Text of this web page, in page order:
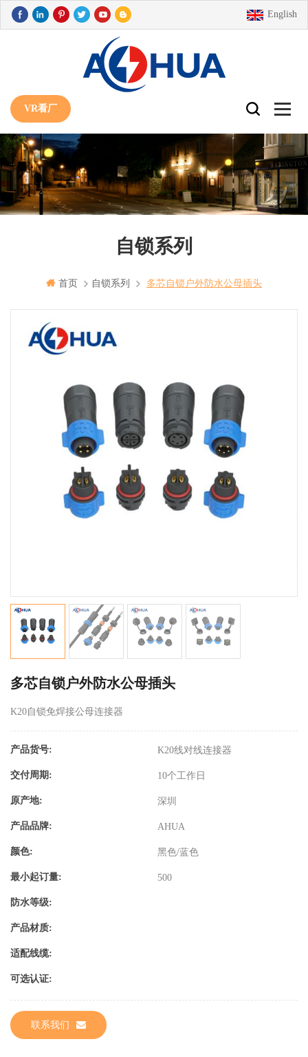
English
VR看厂
自锁系列
首页 自锁系列 多芯自锁户外防水公母插头
多芯自锁户外防水公母插头
K20自锁免焊接公母连接器
产品货号: K20线对线连接器
交付周期: 10个工作日
原产地: 深圳
产品品牌: AHUA
颜色: 黑色/蓝色
最小起订量: 500
防水等级:
产品材质:
适配线缆:
可选认证:
联系我们